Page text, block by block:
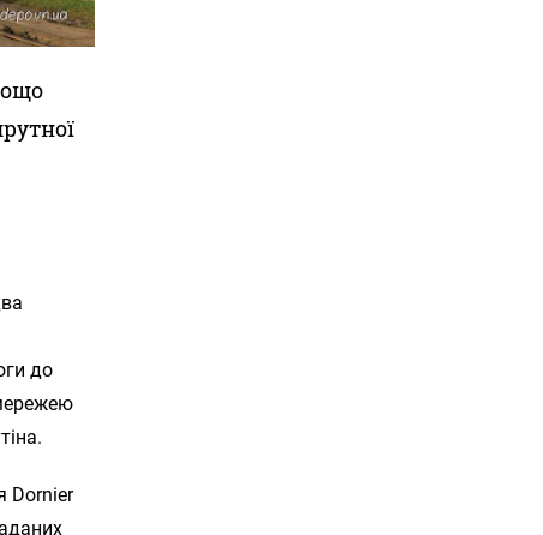
до
Dornier